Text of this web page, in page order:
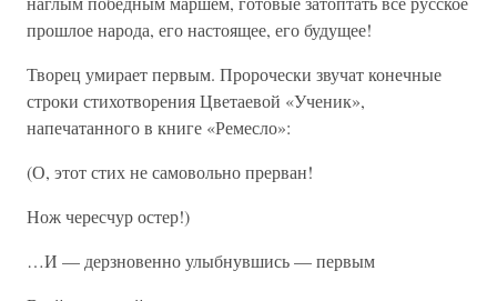
прошлое народа, его настоящее, его будущее!
Творец умирает первым. Пророчески звучат конечные
строки стихотворения Цветаевой «Ученик»,
напечатанного в книге «Ремесло»:
(О, этот стих не самовольно прерван!
Нож чересчур остер!)
…И — дерзновенно улыбнувшись — первым